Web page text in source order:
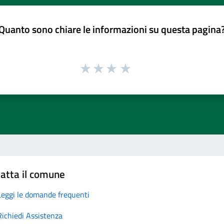
sono chiare le informazioni su questa
il comune
le domande frequenti
Assistenza